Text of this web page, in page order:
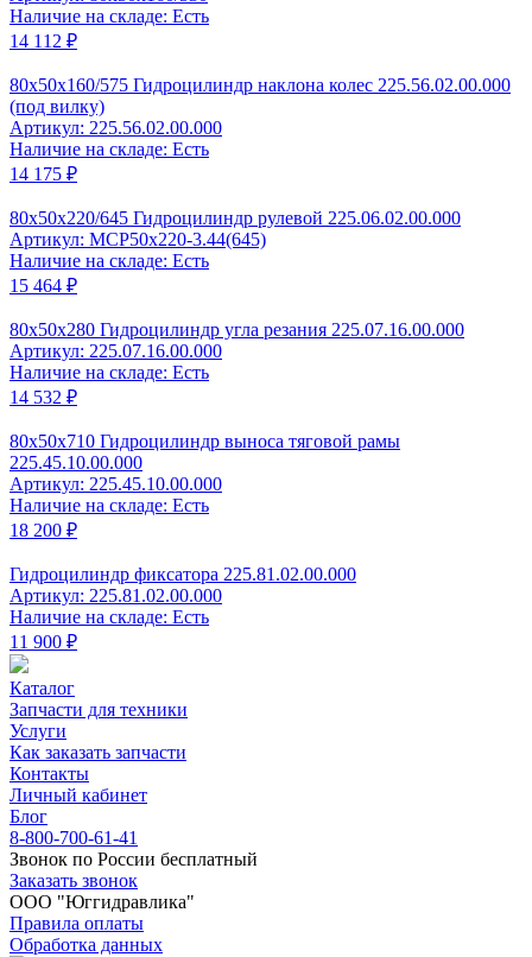
Наличие на складе: Есть
14 112 ₽
80x50x160/575 Гидроцилиндр наклона колес 225.56.02.00.000
(под вилку)
Артикул: 225.56.02.00.000
Наличие на складе: Есть
14 175 ₽
80x50x220/645 Гидроцилиндр рулевой 225.06.02.00.000
Артикул: MCP50x220-3.44(645)
Наличие на складе: Есть
15 464 ₽
80x50x280 Гидроцилиндр угла резания 225.07.16.00.000
Артикул: 225.07.16.00.000
Наличие на складе: Есть
14 532 ₽
80x50x710 Гидроцилиндр выноса тяговой рамы
225.45.10.00.000
Артикул: 225.45.10.00.000
Наличие на складе: Есть
18 200 ₽
Гидроцилиндр фиксатора 225.81.02.00.000
Артикул: 225.81.02.00.000
Наличие на складе: Есть
11 900 ₽
Каталог
Запчасти для техники
Услуги
Как заказать запчасти
Контакты
Личный кабинет
Блог
8-800-700-61-41
Звонок по России бесплатный
Заказать звонок
ООО "Юггидравлика"
Правила оплаты
Обработка данных